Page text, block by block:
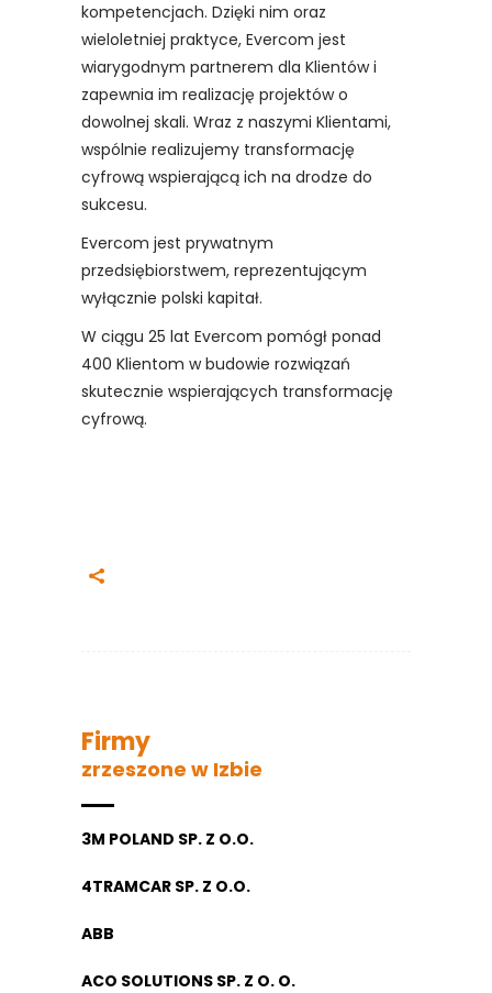
kompetencjach. Dzięki nim oraz
wieloletniej praktyce, Evercom jest
wiarygodnym partnerem dla Klientów i
zapewnia im realizację projektów o
dowolnej skali. Wraz z naszymi Klientami,
wspólnie realizujemy transformację
cyfrową wspierającą ich na drodze do
sukcesu.
Evercom jest prywatnym
przedsiębiorstwem, reprezentującym
wyłącznie polski kapitał.
W ciągu 25 lat Evercom pomógł ponad
400 Klientom w budowie rozwiązań
skutecznie wspierających transformację
cyfrową.
Firmy
zrzeszone w Izbie
3M POLAND SP. Z O.O.
4TRAMCAR SP. Z O.O.
ABB
ACO SOLUTIONS SP. Z O. O.